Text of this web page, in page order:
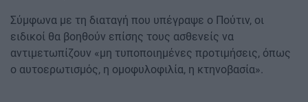
Σύμφωνα με τη διαταγή που υπέγραψε ο Πούτιν, οι
ειδικοί θα βοηθούν επίσης τους ασθενείς να
αντιμετωπίζουν «μη τυποποιημένες προτιμήσεις, όπως
ο αυτοερωτισμός, η ομοφυλοφιλία, η κτηνοβασία».